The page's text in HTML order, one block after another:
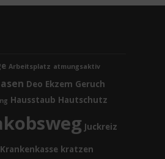
Arbeitsplatz atmungsaktiv
Deo Ekzem Geruch
Hausstaub Hautschutz
Juckreiz
Krankenkasse kratzen